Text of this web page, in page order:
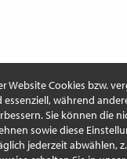
Website Cookies bzw.
essenziell, während
Sie können die
sowie diese
jederzeit abwählen,